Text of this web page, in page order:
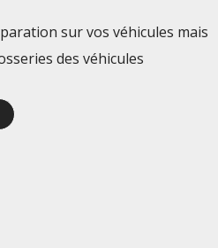
sur vos véhicules mais
des véhicules